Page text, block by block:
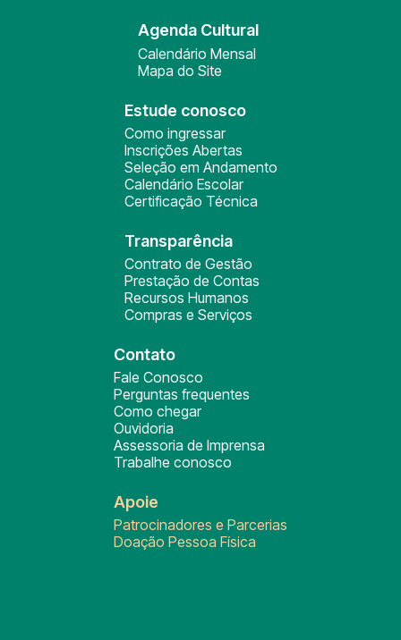
Agenda Cultural
Calendário Mensal
Mapa do Site
Estude conosco
Como ingressar
Inscrições Abertas
Seleção em Andamento
Calendário Escolar
Certificação Técnica
Transparência
Contrato de Gestão
Prestação de Contas
Recursos Humanos
Compras e Serviços
Contato
Fale Conosco
Perguntas frequentes
Como chegar
Ouvidoria
Assessoria de Imprensa
Trabalhe conosco
Apoie
Patrocinadores e Parcerias
Doação Pessoa Física